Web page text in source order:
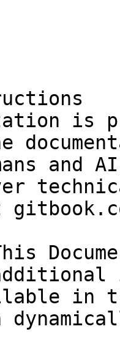
is
and
in